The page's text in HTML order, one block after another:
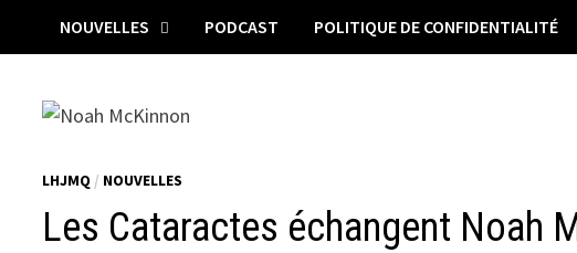
NOUVELLES PODCAST POLITIQUE DE CONFIDENTIALITÉ
LHJMQ / NOUVELLES
Les Cataractes échangent Noah